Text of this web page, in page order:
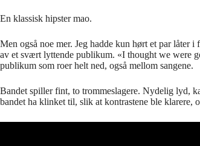
En klassisk hipster mao.
Men også noe mer. Jeg hadde kun hørt et par låter
av et svært lyttende publikum. «I thought we were
publikum som roer helt ned, også mellom sangene.
Bandet spiller fint, to trommeslagere. Nydelig lyd,
bandet ha klinket til, slik at kontrastene ble klarere,